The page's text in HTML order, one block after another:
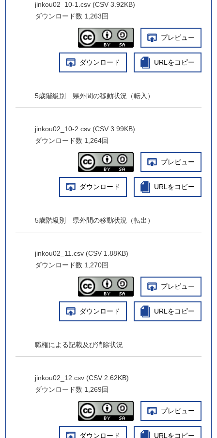
jinkou02_10-1.csv (CSV 3.92KB)
ダウンロード数 1,263回
プレビュー
ダウンロード URLをコピー
5歳階級別 県外間の移動状況（転入）
jinkou02_10-2.csv (CSV 3.99KB)
ダウンロード数 1,264回
プレビュー
ダウンロード URLをコピー
5歳階級別 県外間の移動状況（転出）
jinkou02_11.csv (CSV 1.88KB)
ダウンロード数 1,270回
プレビュー
ダウンロード URLをコピー
職権による記載及び消除状況
jinkou02_12.csv (CSV 2.62KB)
ダウンロード数 1,269回
プレビュー
ダウンロード URLをコピー